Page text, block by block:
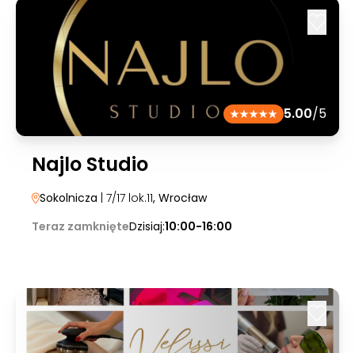
5.00/5
Najlo Studio
Sokolnicza | 7/17 lok.11, Wrocław
Teraz zamknięteDzisiaj:10:00-16:00